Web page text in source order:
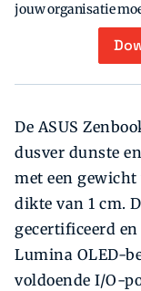
jouw organisatie
De ASUS
dusver dunste
met een
dikte van 1 cm.
gecertificeerd
Lumina OLED-
voldoende I/O-